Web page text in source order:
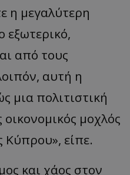
η μεγαλύτερη
εξωτερικό,
από τους
αυτή η
μια πολιτιστική
μοχλός
Κύπρου», είπε.
και χάος στον
Microsoft Corporation